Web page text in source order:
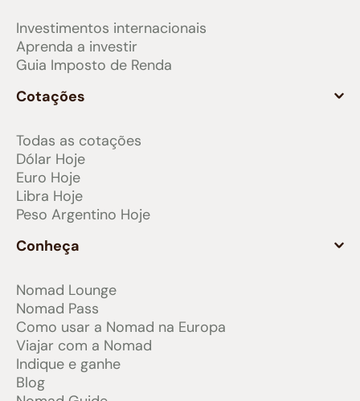
Investimentos internacionais
Aprenda a investir
Guia Imposto de Renda
Cotações
Todas as cotações
Dólar Hoje
Euro Hoje
Libra Hoje
Peso Argentino Hoje
Conheça
Nomad Lounge
Nomad Pass
Como usar a Nomad na Europa
Viajar com a Nomad
Indique e ganhe
Blog